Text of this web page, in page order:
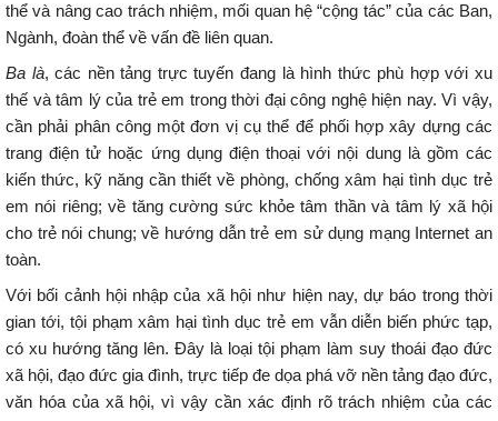
thể và nâng cao trách nhiệm, mối quan hệ “cộng tác” của các Ban,
Ngành, đoàn thể về vấn đề liên quan.
Ba là, các nền tảng trực tuyến đang là hình thức phù hợp với xu
thế và tâm lý của trẻ em trong thời đại công nghệ hiện nay. Vì vậy,
cần phải phân công một đơn vị cụ thể để phối hợp xây dựng các
trang điện tử hoặc ứng dụng điện thoại với nội dung là gồm các
kiến thức, kỹ năng cần thiết về phòng, chống xâm hại tình dục trẻ
em nói riêng; về tăng cường sức khỏe tâm thần và tâm lý xã hội
cho trẻ nói chung; về hướng dẫn trẻ em sử dụng mạng Internet an
toàn.
Với bối cảnh hội nhập của xã hội như hiện nay, dự báo trong thời
gian tới, tội phạm xâm hại tình dục trẻ em vẫn diễn biến phức tạp,
có xu hướng tăng lên. Đây là loại tội phạm làm suy thoái đạo đức
xã hội, đạo đức gia đình, trực tiếp đe dọa phá vỡ nền tảng đạo đức,
văn hóa của xã hội, vì vậy cần xác định rõ trách nhiệm của các